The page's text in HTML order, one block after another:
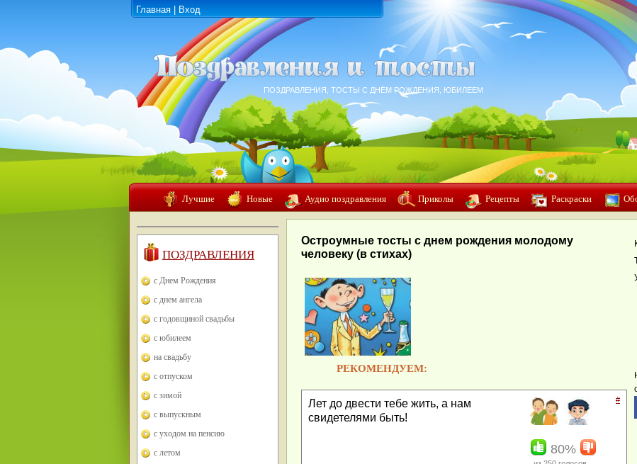
Главная Вход
ПОЗДРАВЛЕНИЯ, ТОСТЫ С ДНЁМ РОЖДЕНИЯ, ЮБИЛЕЕМ
Лучшие Новые Аудио поздравления Приколы Рецепты Раскраски
ПОЗДРАВЛЕНИЯ
с Днем Рождения
с днем ангела
с годовщиной свадьбы
с юбилеем
на свадьбу
с отпуском
с зимой
с выпускным
с уходом на пенсию
с летом
Остроумные тосты с днем рождения молодому
человеку (в стихах)
РЕКОМЕНДУЕМ:
Лет до двести тебе жить, а нам
свидетелями быть!
#
80%